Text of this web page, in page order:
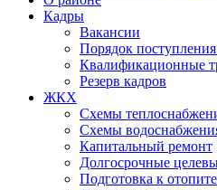
Кадры
Вакансии
Порядок
Квалификационные
Резерв кадров
ЖКХ
Схемы
Схемы
Капитальный ремонт
Долгосрочные
Подготовка к